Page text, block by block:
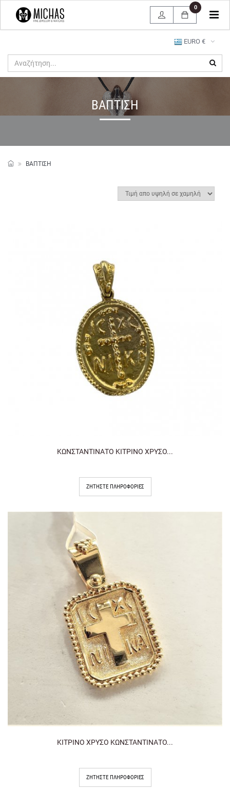
EURO €
0
ΒΑΠΤΙΣΗ
ΒΑΠΤΙΣΗ
ΚΩΝΣΤΑΝΤΙΝΑΤΟ ΚΙΤΡΙΝΟ ΧΡΥΣΟ...
ΖΗΤΉΣΤΕ ΠΛΗΡΟΦΟΡΊΕΣ
ΚΙΤΡΙΝΟ ΧΡΥΣΟ ΚΩΝΣΤΑΝΤΙΝΑΤΟ...
ΖΗΤΉΣΤΕ ΠΛΗΡΟΦΟΡΊΕΣ